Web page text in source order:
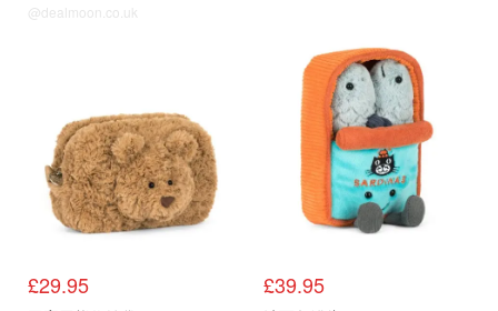
@dealmoon.co.uk
£29.95 £39.95